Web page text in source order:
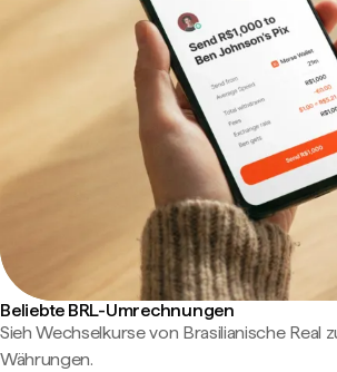
Beliebte BRL-Umrechnungen
Sieh Wechselkurse von Brasilianische Real
Währungen.